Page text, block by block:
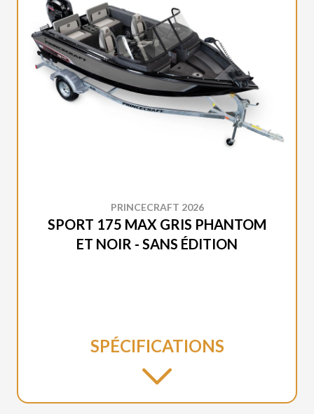
PRINCECRAFT 2026
SPORT 175 MAX GRIS PHANTOM
ET NOIR - SANS ÉDITION
SPÉCIFICATIONS